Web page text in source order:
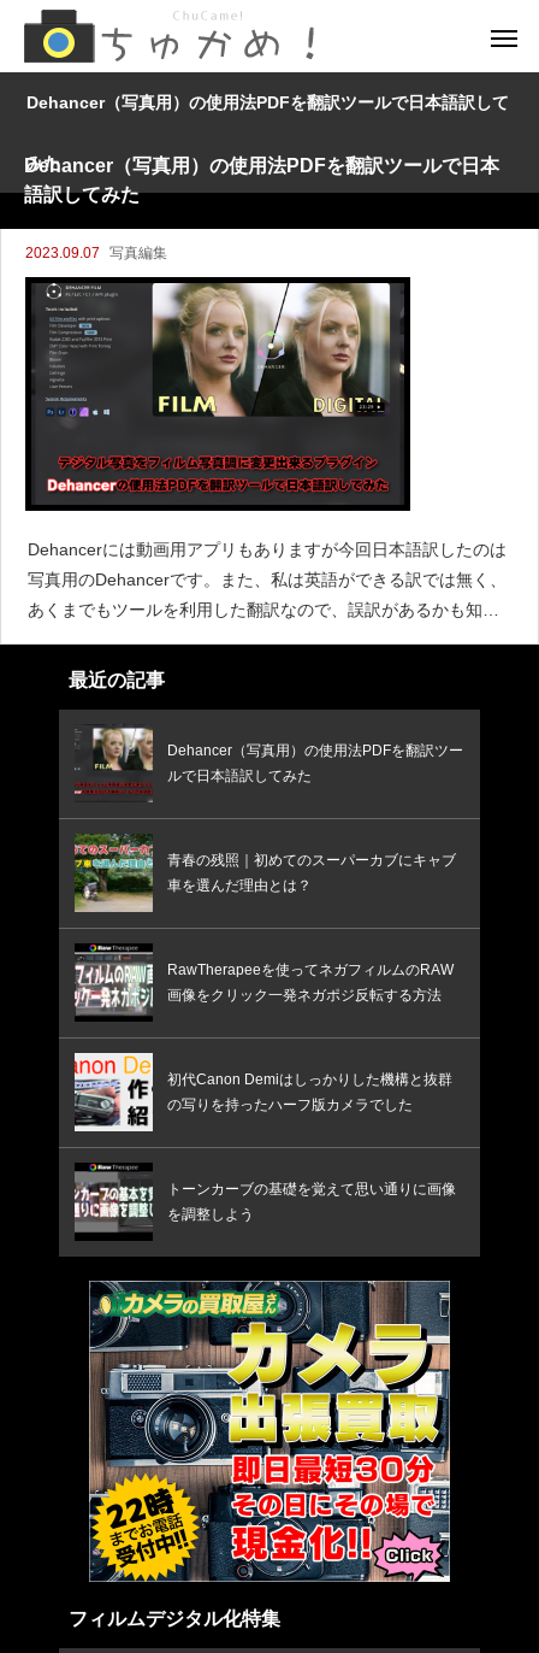
Dehancer（写真用）の使用法PDFを翻訳ツールで日本語訳して
みた
Dehancer（写真用）の使用法PDFを翻訳ツールで日本
語訳してみた
2023.09.07 写真編集
Dehancerには動画用アプリもありますが今回日本語訳したのは
写真用のDehancerです。また、私は英語ができる訳では無く、
あくまでもツールを利用した翻訳なので、誤訳があるかも知れ
ませんが、その点はご了承下さい。YouTubeに解説動画を投稿
しましたhttps://youtu
最近の記事
Dehancer（写真用）の使用法PDFを翻訳ツー
ルで日本語訳してみた
青春の残照｜初めてのスーパーカブにキャブ
車を選んだ理由とは？
RawTherapeeを使ってネガフィルムのRAW
画像をクリック一発ネガポジ反転する方法
初代Canon Demiはしっかりした機構と抜群
の写りを持ったハーフ版カメラでした
トーンカーブの基礎を覚えて思い通りに画像
を調整しよう
フィルムデジタル化特集